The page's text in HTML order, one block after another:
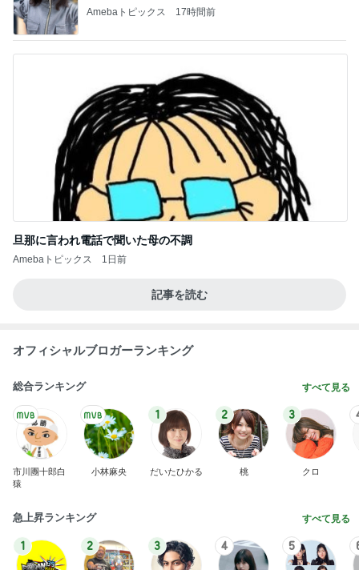
Amebaトピックス 17時間前
旦那に言われ電話で聞いた母の不調
Amebaトピックス 1日前
記事を読む
オフィシャルブロガーランキング
総合ランキング すべて見る
市川團十郎白
猿
小林麻央
1
だいたひかる
2
桃
3
クロ
急上昇ランキング すべて見る
1 2 3 4 5